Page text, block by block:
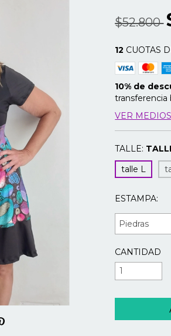
$52.800
12 CUOTAS
10% de
transferencia
VER
TALLE:
talle L
ESTAMPA:
CANTIDAD